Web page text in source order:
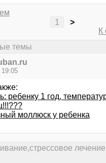
1
>
К
темы
19:05
ребенку 1 год,
моллюск у ребенка